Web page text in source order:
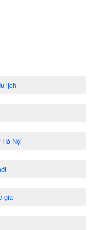
lịch
Nội
gia